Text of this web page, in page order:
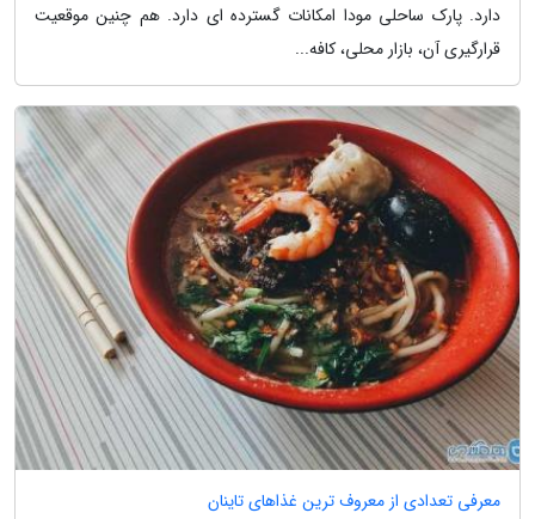
دارد. پارک ساحلی مودا امکانات گسترده ای دارد. هم چنین موقعیت
قرارگیری آن، بازار محلی، کافه...
معرفی تعدادی از معروف ترین غذاهای تاینان